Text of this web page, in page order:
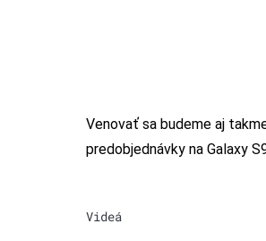
Venovať sa budeme aj
predobjednávky na Galaxy
Videá